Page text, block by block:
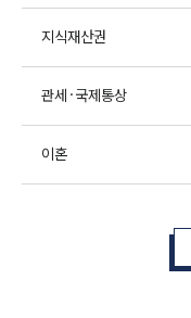
지식재산권
관세·국제통상
이혼